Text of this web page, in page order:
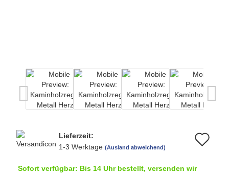
Lieferzeit:
1-3 Werktage (Ausland abweichend)
Sofort verfügbar: Bis 14 Uhr bestellt, versenden wir